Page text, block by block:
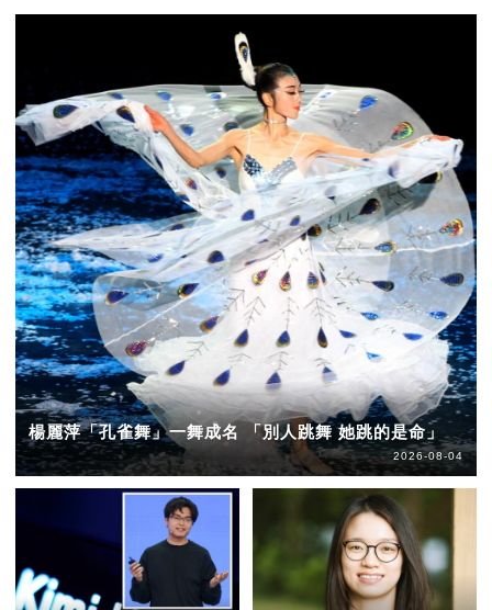
楊麗萍「孔雀舞」一舞成名 「別人跳舞 她跳的是命」
2026-08-04